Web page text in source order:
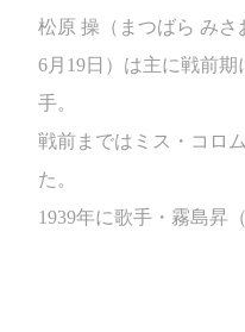
松原 操（まつばら みさ
6月19日）は主に戦前
手。
戦前まではミス・コロ
た。
1939年に歌手・霧島昇